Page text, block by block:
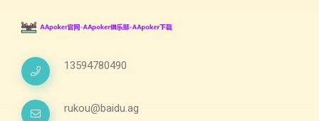
13594780490
rukou@baidu.ag